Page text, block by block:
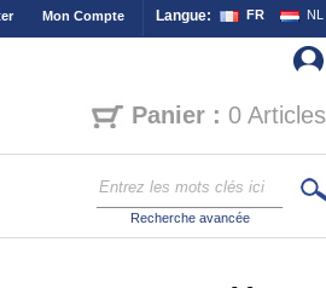
Langue: FR NL
Mon Compte
Panier : 0 Articles
Recherche avancée